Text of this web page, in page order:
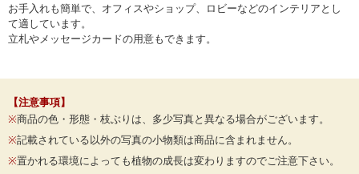
お手入れも簡単で、オフィスやショップ、ロビーなどのインテリアとし
て適しています。
立札やメッセージカードの用意もできます。
【注意事項】
※商品の色・形態・枝ぶりは、多少写真と異なる場合がございます。
※記載されている以外の写真の小物類は商品に含まれません。
※置かれる環境によっても植物の成長は変わりますのでご注意下さい。